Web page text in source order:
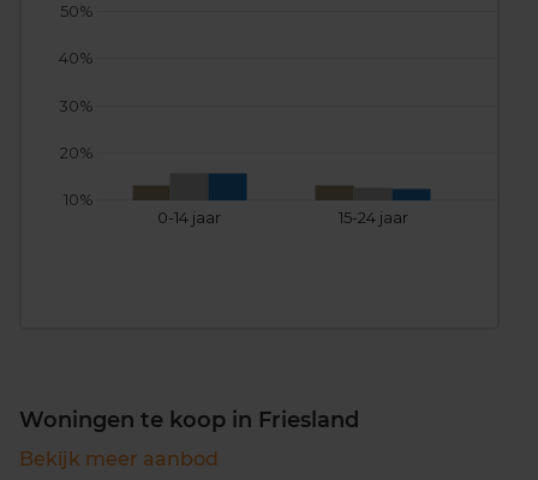
0-14 jaar 15-24 jaar
10%
20%
30%
40%
50%
Woningen te koop in Friesland
Bekijk meer aanbod